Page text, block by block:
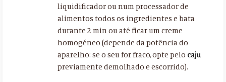
liquidificador ou num processador de
alimentos todos os ingredientes e bata
durante 2 min ou até ficar um creme
homogéneo (depende da potência do
aparelho: se o seu for fraco, opte pelo caju
previamente demolhado e escorrido).